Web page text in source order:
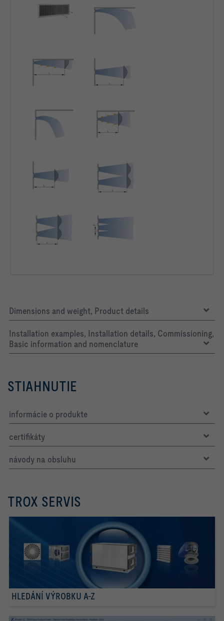
Dimensions and weight, Product details
Installation examples, Installation details, Commissioning,
Basic information and nomenclature
STIAHNUTIE
informácie o produkte
certifikáty
návody na obsluhu
TROX SERVIS
HLEDÁNÍ VÝROBKU A-Z